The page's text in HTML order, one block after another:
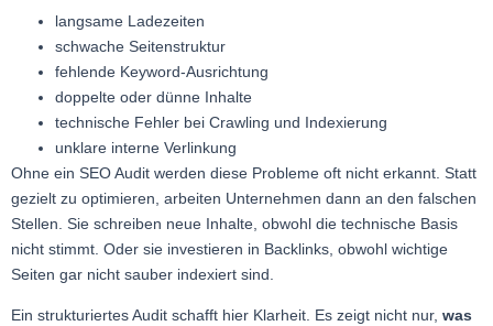
langsame Ladezeiten
schwache Seitenstruktur
fehlende Keyword-Ausrichtung
doppelte oder dünne Inhalte
technische Fehler bei Crawling und Indexierung
unklare interne Verlinkung
Ohne ein SEO Audit werden diese Probleme oft nicht erkannt. Statt
gezielt zu optimieren, arbeiten Unternehmen dann an den falschen
Stellen. Sie schreiben neue Inhalte, obwohl die technische Basis
nicht stimmt. Oder sie investieren in Backlinks, obwohl wichtige
Seiten gar nicht sauber indexiert sind.
Ein strukturiertes Audit schafft hier Klarheit. Es zeigt nicht nur, was